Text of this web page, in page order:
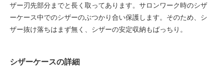
ザー刃先部分までと長く取ってあります。サロンワーク時のシザ
ーケース中でのシザーのぶつかり合い保護します。そのため、シ
ザー抜け落ちはまず無く、シザーの安定収納もばっちり。
シザーケースの詳細